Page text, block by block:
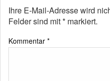
Ihre E-Mail-Adresse wird
Felder sind mit* markiert.
Kommentar *